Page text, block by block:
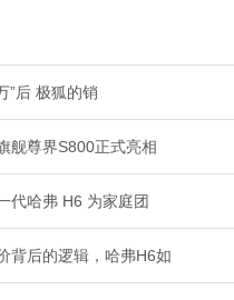
”后 极狐的销
舰尊界S800正式亮相
代哈弗 H6 为家庭团
背后的逻辑，哈弗H6如